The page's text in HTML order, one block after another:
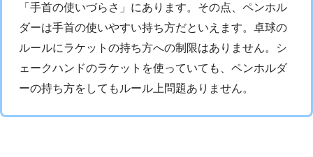
「手首の使いづらさ」にあります。その点、ペンホル
ダーは手首の使いやすい持ち方だといえます。卓球の
ルールにラケットの持ち方への制限はありません。シ
ェークハンドのラケットを使っていても、ペンホルダ
ーの持ち方をしてもルール上問題ありません。